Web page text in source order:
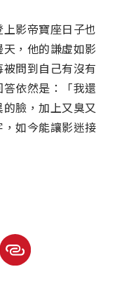
影帝寶座日子也
，他的謙虛如影
問到自己有沒有
依然是：「我還
臉，加上又臭又
如今能讓影迷接